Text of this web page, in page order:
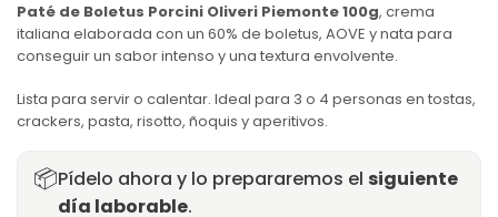
Paté de Boletus Porcini Oliveri Piemonte 100g, crema
italiana elaborada con un 60% de boletus, AOVE y nata para
conseguir un sabor intenso y una textura envolvente.
Lista para servir o calentar. Ideal para 3 o 4 personas en tostas,
crackers, pasta, risotto, ñoquis y aperitivos.
📦Pídelo ahora y lo prepararemos el siguiente
día laborable.